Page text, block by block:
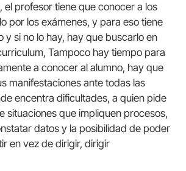
el profesor tiene que conocer a los
por los exámenes, y para eso tiene
y si no lo hay, hay que buscarlo en
Tampoco hay tiempo para
a conocer al alumno, hay que
manifestaciones ante todas las
encentra dificultades, a quien pide
situaciones que impliquen procesos,
datos y la posibilidad de poder
en vez de dirigir, dirigir